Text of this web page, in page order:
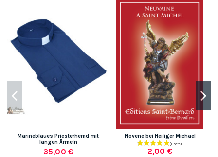
Marineblaues Priesterhemd mit
langen Ärmeln
35,00 €
Novene bei Heiliger Michael
2,00 €